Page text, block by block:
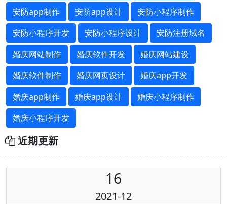
安防app制作
安防app设计
安防小程序制作
安防小程序开发
安防小程序设计
安防注册域名
婚庆网站制作
婚庆软件开发
婚庆网站建设
婚庆软件制作
婚庆网页设计
婚庆app开发
婚庆app制作
婚庆app设计
婚庆小程序制作
婚庆小程序开发
近期更新
16
2021-12